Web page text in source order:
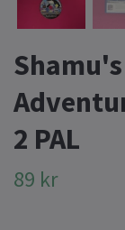
Shamu's
2 PAL
89 kr